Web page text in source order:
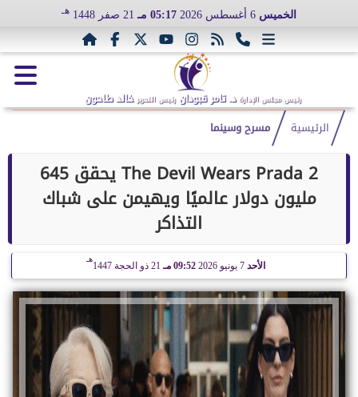
الخميس 05:17 مـ 21 صفر 1448 هـ
رئيس مجلس الإدارة د. تامر قبودان رئيس التحرير خالد طاحون
الرئيسية مسرح وسينما
The Devil Wears Prada 2 يحقق 645
مليون دولار عالميًا ويهيمن على شباك
التذاكر
الأحد 09:52 مـ 21 ذو الحجة 1447
هـ